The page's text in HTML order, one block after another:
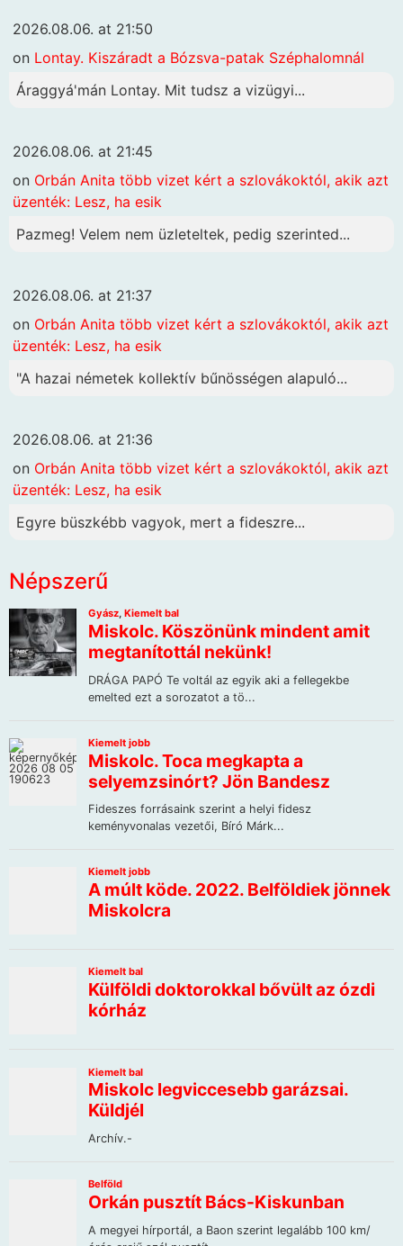
2026.08.06. at 21:50
on Lontay. Kiszáradt a Bózsva-patak Széphalomnál
Áraggyá'mán Lontay. Mit tudsz a vizügyi...
2026.08.06. at 21:45
on Orbán Anita több vizet kért a szlovákoktól, akik azt
üzenték: Lesz, ha esik
Pazmeg! Velem nem üzleteltek, pedig szerinted...
2026.08.06. at 21:37
on Orbán Anita több vizet kért a szlovákoktól, akik azt
üzenték: Lesz, ha esik
"A hazai németek kollektív bűnösségen alapuló...
2026.08.06. at 21:36
on Orbán Anita több vizet kért a szlovákoktól, akik azt
üzenték: Lesz, ha esik
Egyre büszkébb vagyok, mert a fideszre...
Népszerű